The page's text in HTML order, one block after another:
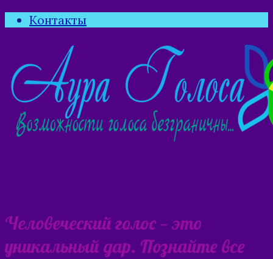
Контакты
Человеческий голос — это
уникальный дар. Познайте все